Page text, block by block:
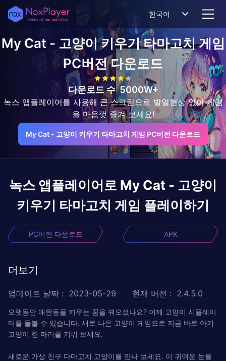
한국어
My Cat - 고양이 키우기 타마고치 게임
PC버전 다운로드
다운로드 수 5000W+
녹스 앱플레이어를 사용해 큰 스크린으로 발열현상 없이 게임
을 마음껏 즐겨 보세요!
My Cat - 고양이 키우기 타마고치 게임 PC버전 다운로드
녹스 앱플레이어로 My Cat - 고양이
키우기 타마고치 게임 플레이하기
PC버전 다운로드 APK
더보기
업데이트 날짜 : 2023-05-29 현재 버전 : 2.4.5.0
오랫동안 애완동물 키우는 꿈을 꿔오셨나요? 이제 고양이 시뮬레이
터를 돌볼 수 있습니다. 새로 나온 고양이 게임으로 지금 바로 아기
고양이 한 마리를 키워 보세요.
새로운 가상 친구 다마고치 고양이를 만나 보세요. 이 귀여운 눈을